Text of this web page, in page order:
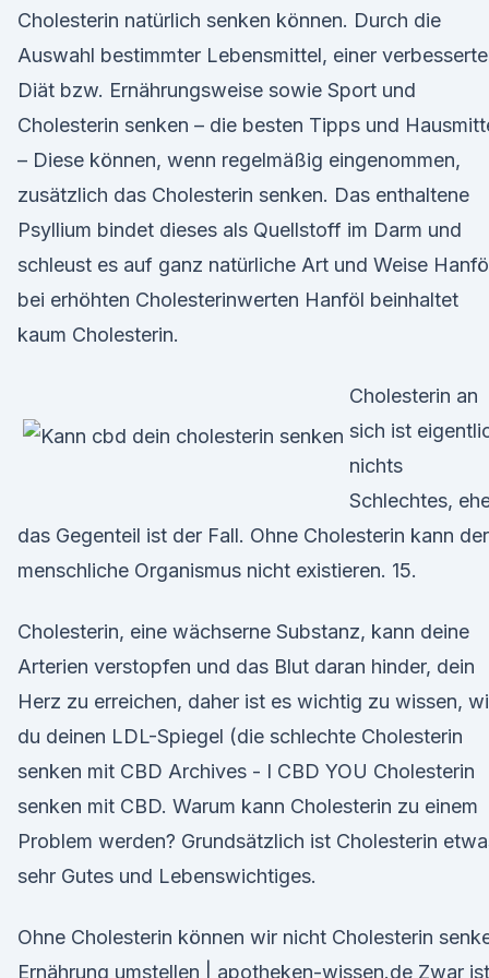
Cholesterin natürlich senken können. Durch die
Auswahl bestimmter Lebensmittel, einer
Diät bzw. Ernährungsweise sowie Sport und
Cholesterin senken – die besten Tipps und
– Diese können, wenn regelmäßig eingenommen,
zusätzlich das Cholesterin senken. Das enthaltene
Psyllium bindet dieses als Quellstoff im Darm und
schleust es auf ganz natürliche Art und Weise
bei erhöhten Cholesterinwerten Hanföl beinhaltet
kaum Cholesterin.
Cholesterin an
sich ist
nichts
Schlechtes,
das Gegenteil ist der Fall. Ohne Cholesterin kann der
menschliche Organismus nicht existieren. 15.
Cholesterin, eine wächserne Substanz, kann deine
Arterien verstopfen und das Blut daran hinder, dein
Herz zu erreichen, daher ist es wichtig zu wissen,
du deinen LDL-Spiegel (die schlechte Cholesterin
senken mit CBD Archives - I CBD YOU Cholesterin
senken mit CBD. Warum kann Cholesterin zu einem
Problem werden? Grundsätzlich ist Cholesterin
sehr Gutes und Lebenswichtiges.
Ohne Cholesterin können wir nicht Cholesterin
Ernährung umstellen | apotheken-wissen.de Zwar ist